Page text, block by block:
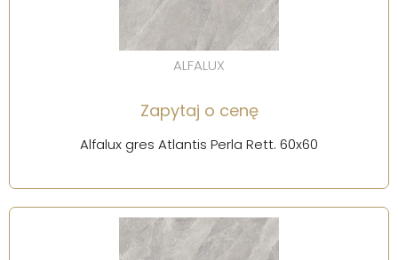
ALFALUX
Zapytaj o cenę
Alfalux gres Atlantis Perla Rett. 60x60